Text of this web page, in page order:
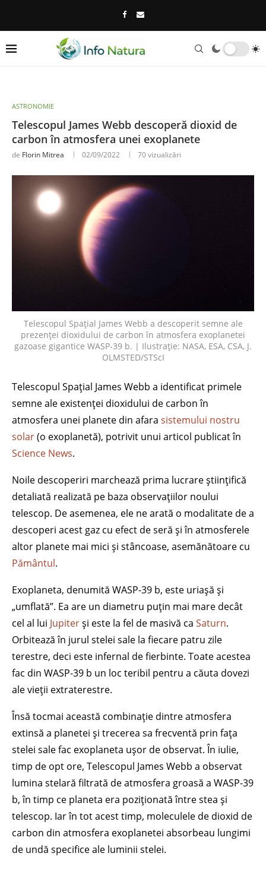
ASTRONOMIE
Telescopul James Webb descoperă dioxid de
carbon în atmosfera unei exoplanete
de Florin Mitrea 02/09/2022 70vizualizări
Telescopul Spațial James Webb a descoperit semne ale
prezenței dioxidului de carbon în atmosfera exoplanetei
gazoase gigantice WASP-39 b. | Ilustrație: NASA, ESA, CSA, J.
OLMSTED/STScI
Telescopul Spațial James Webb a identificat primele
semne ale existenței dioxidului de carbon în
atmosfera unei planete din afara sistemului nostru
solar(o exoplanetă), potrivit unui articol publicat în
Science News.
Noile descoperiri marchează prima lucrare științifică
detaliată realizată pe baza observațiilor noului
telescop. De asemenea, ele ne arată o modalitate de a
descoperi acest gaz cu efect de seră și în atmosferele
altor planete mai mici și stâncoase, asemănătoare cu
Pământul.
Exoplaneta, denumită WASP-39 b, este uriașă și
„umflată”. Ea are un diametru puțin mai mare decât
cel al lui Jupiterși este la fel de masivă ca Saturn.
Orbitează în jurul stelei sale la fiecare patru zile
terestre, deci este infernal de fierbinte. Toate acestea
fac din WASP-39 b un loc teribil pentru a căuta dovezi
ale vieții extraterestre.
Însă tocmai această combinație dintre atmosfera
extinsă a planetei și trecerea sa frecventă prin fața
stelei sale fac exoplaneta ușor de observat. În iulie,
timp de opt ore, Telescopul James Webb a observat
lumina stelară filtrată de atmosfera groasă a WASP-39
b, în timp ce planeta era poziționată între stea și
telescop. Iar în tot acest timp, moleculele de dioxid de
carbon din atmosfera exoplanetei absorbeau lungimi
de undă specifice ale luminii stelei.